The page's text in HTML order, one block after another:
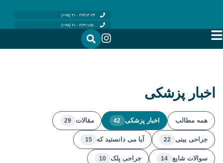
۲۶۴۱۳۰۲۴ - ۲۱ (۹۸+)
۲۶۴۱۱۶۵۰ - ۲۱ (۹۸+)
اخبار پزشکی
همه مطالب اخبار پزشکی 42 مقالات 29
جراحی بینی 22 آیا می دانستید که 15
سوالات شایع 14 جراحی پلک 10